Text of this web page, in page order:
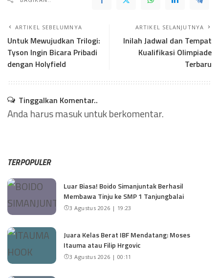
ARTIKEL SEBELUMNYA
Untuk Mewujudkan Trilogi:
Tyson Ingin Bicara Pribadi
dengan Holyfield
ARTIKEL SELANJUTNYA
Inilah Jadwal dan Tempat
Kualifikasi Olimpiade
Terbaru
Tinggalkan Komentar..
Anda harusmasukuntuk berkomentar.
TERPOPULER
Luar Biasa! Boido Simanjuntak Berhasil
Membawa Tinju ke SMP 1 Tanjungbalai
3 Agustus 2026 | 19:23
Juara Kelas Berat IBF Mendatang: Moses
Itauma atau Filip Hrgovic
3 Agustus 2026 | 00:11